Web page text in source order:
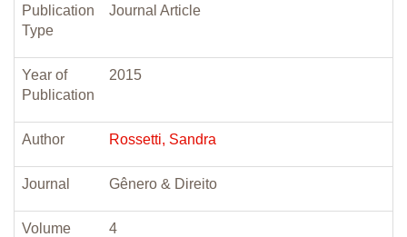
Publication
Type
Journal Article
Year of
Publication
2015
Author Rossetti, Sandra
Journal Gênero & Direito
Volume 4